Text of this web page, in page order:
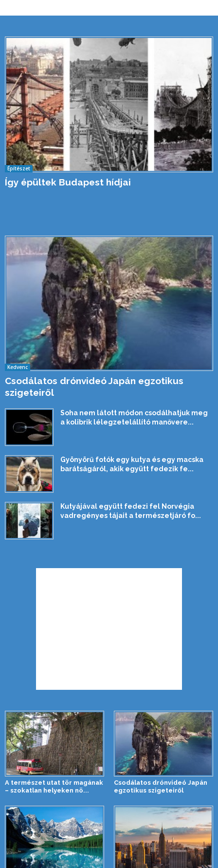
Építészet
Így épültek Budapest hídjai
Kedvenc
Csodálatos drónvideó Japán egzotikus
szigeteiről
Soha nem látott módon csodálhatjuk meg
a kolibrik lélegzetelállító manővere...
Gyönyörű fotók egy kutya és egy macska
barátságáról, akik együtt fedezik fe...
Kutyájával együtt fedezi fel Norvégia
vadregényes tájait a természetjáró fo...
A természet utat tör magának
– szokatlan helyeken nö...
Csodálatos drónvideó Japán
egzotikus szigeteiről